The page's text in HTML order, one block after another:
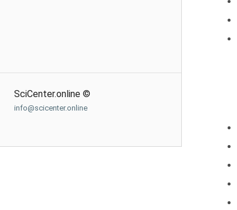
SciCenter.online ©
info@scicenter.online